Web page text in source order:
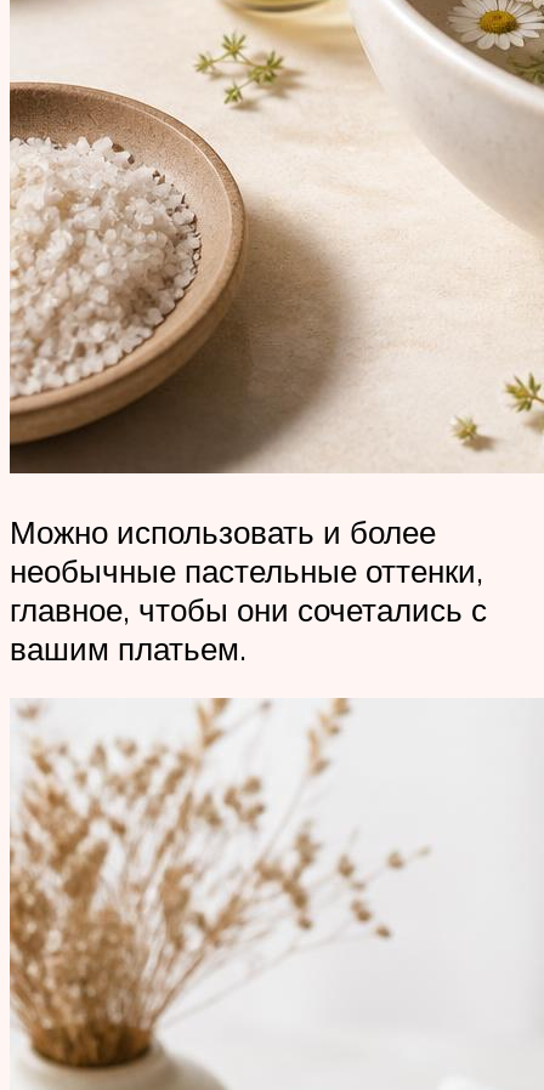
Можно использовать и более
необычные пастельные оттенки,
главное, чтобы они сочетались с
вашим платьем.